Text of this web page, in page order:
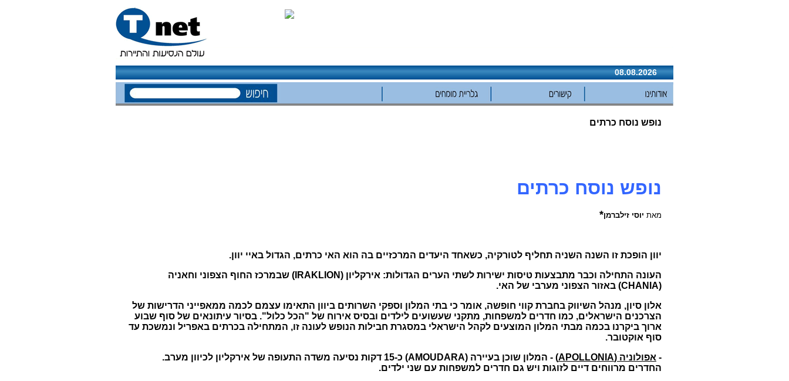
08.08.2026
נופש נוסח כרתים
נופש נוסח כרתים
מאת יוסי זילברמן*
יוון הופכת זו השנה השניה תחליף לטורקיה, כשאחד היעדים המרכזיים בה הוא האי כרתים, הגדול באיי יוון.
העונה התחילה וכבר מתבצעות טיסות ישירות לשתי הערים הגדולות: אירקליון (IRAKLION)
שבמרכז החוף הצפוני וחאניה
(CHANIA)
באזור הצפוני מערבי של האי.
אלון סיון, מנהל השיווק בחברת קווי חופשה, אומר כי בתי המלון וספקי השרותים ביוון התאימו עצמם לכמה ממאפייני הדרישות של
הצרכנים הישראלים, כמו חדרים למשפחות, מתקני שעשועים לילדים ובסיס אירוח של "הכל כלול". בסיור עיתונאים של סוף שבוע
ארוך ביקרנו בכמה מבתי המלון המוצעים לקהל הישראלי במסגרת חבילות הנופש לעונה זו, המתחילה בכרתים באפריל ונמשכת עד
סוף אוקטובר.
- אפולוניה (APOLLONIA)
- המלון שוכן בעיירה (AMOUDARA) כ-15 דקות נסיעה משדה התעופה של אירקליון לכיוון מערב.
החדרים מרווחים דיים לזוגות ויש גם חדרים למשפחות עם שני ילדים.